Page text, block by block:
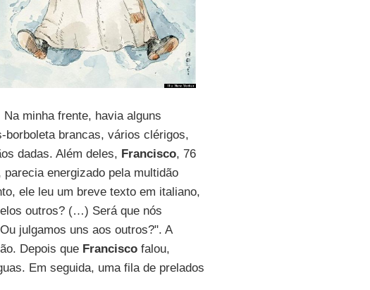
minha frente, havia alguns
brancas, vários clérigos,
dadas. Além deles, Francisco, 76
energizado pela multidão
ele leu um breve texto em italiano,
outros? (…) Será que nós
julgamos uns aos outros?". A
Depois que Franciscofalou,
Em seguida, uma fila de prelados